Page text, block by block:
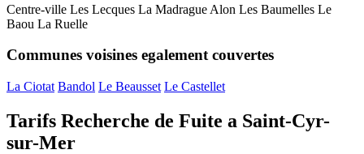
Centre-ville Les Lecques La Madrague Alon Les Baumelles Le
Baou La Ruelle
Communes voisines egalement couvertes
La Ciotat Bandol Le Beausset Le Castellet
Tarifs Recherche de Fuite a Saint-Cyr-
sur-Mer